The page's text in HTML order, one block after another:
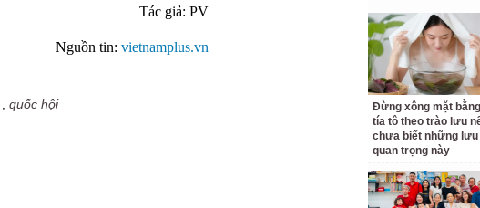
Tác giả: PV
Nguồn tin: vietnamplus.vn
quốc hội
Đừng xông mặt
tía tô theo trào lưu
chưa biết những lưu
quan trọng này